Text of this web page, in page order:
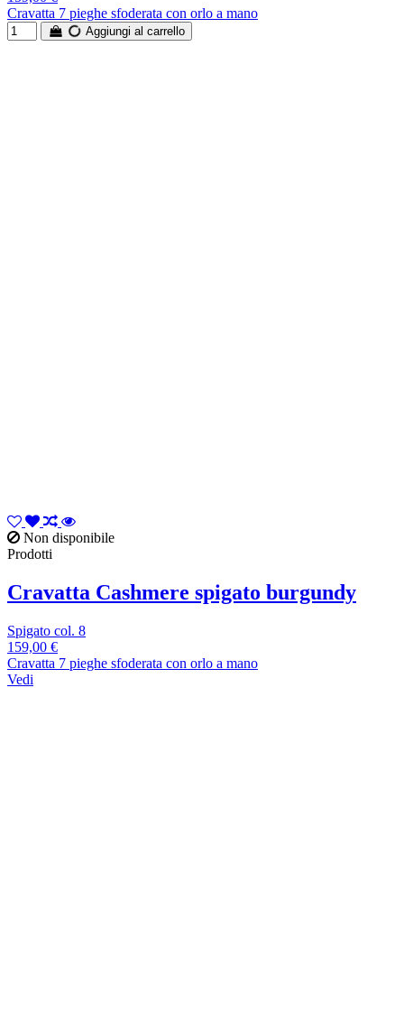
Cravatta 7 pieghe sfoderata con orlo a mano
Aggiungi al carrello
Non disponibile
Prodotti
Cravatta Cashmere spigato burgundy
Spigato col. 8
159,00 €
Cravatta 7 pieghe sfoderata con orlo a mano
Vedi